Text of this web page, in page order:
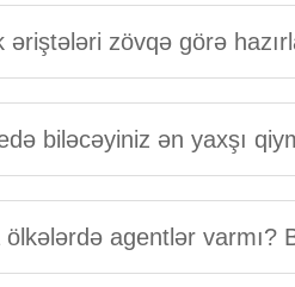
əriştələri zövqə görə
biləcəyiniz ən yaxşı
ölkələrdə agentlər varmı?